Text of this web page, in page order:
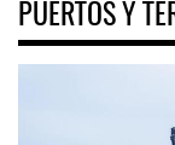
PUERTOS Y